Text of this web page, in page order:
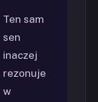
Ten sam
sen
inaczej
rezonuje
w